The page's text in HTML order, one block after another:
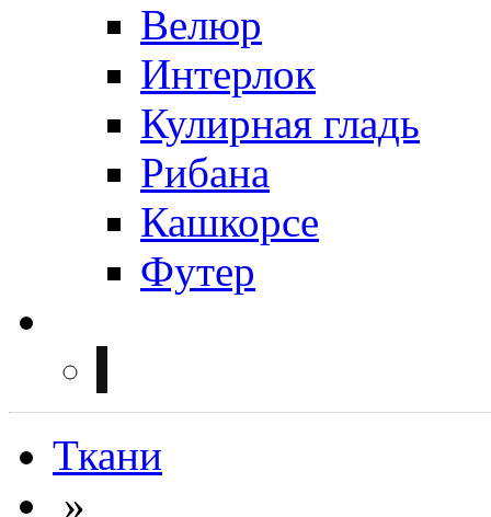
Велюр
Интерлок
Кулирная гладь
Рибана
Кашкорсе
Футер
Ткани
»